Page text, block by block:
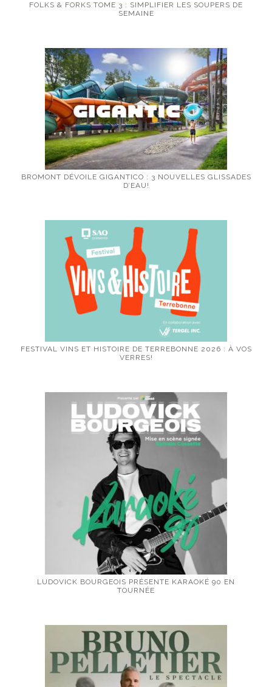
FOLKS & FORKS TOME 3 : SIMPLIFIER LES SOUPERS DE
SEMAINE
BROMONT DÉVOILE GIGANTICO : 3 NOUVELLES GLISSADES
D’EAU!
FESTIVAL VINS ET HISTOIRE DE TERREBONNE 2026 : À VOS
VERRES!
LUDOVICK BOURGEOIS PRÉSENTE KARAOKÉ 90 EN
TOURNÉE